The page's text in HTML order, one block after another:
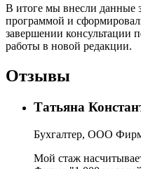
В итоге мы внесли данные
программой и
завершении консультации
работы в новой редакции.
Отзывы
Татьяна
Бухгалтер, ООО
Мой стаж